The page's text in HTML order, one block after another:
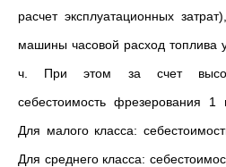
расчет эксплуатационных
машины часовой расход топлива
ч. При этом за счет
себестоимость фрезерования 1
Для малого класса:
Для среднего класса: